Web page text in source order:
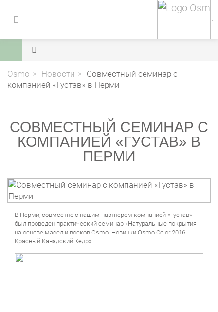
Osmo Новости
Совместный семинар с
компанией «Густав» в Перми
СОВМЕСТНЫЙ СЕМИНАР С
КОМПАНИЕЙ «ГУСТАВ» В
ПЕРМИ
В Перми, совместно с нашим партнером компанией «Густав»
был проведен практический семинар «Натуральные покрытия
на основе масел и восков Osmo. Новинки Osmo Color 2016.
Красный Канадский Кедр».